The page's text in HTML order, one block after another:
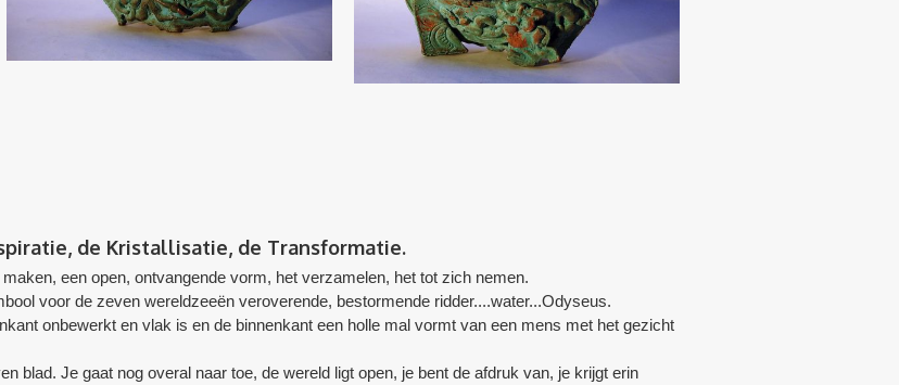
de Kristallisatie, de Transformatie.
een open, ontvangende vorm, het verzamelen, het tot zich nemen.
voor de zeven wereldzeeën veroverende, bestormende ridder....water...Odyseus.
onbewerkt en vlak is en de binnenkant een holle mal vormt van een mens met het gezicht
blad. Je gaat nog overal naar toe, de wereld ligt open, je bent de afdruk van, je krijgt erin